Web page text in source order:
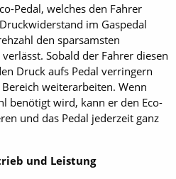
Pedal, welches den Fahrer
im Gaspedal
den sparsamsten
Sobald der Fahrer diesen
Druck aufs Pedal verringern
weiterarbeiten. Wenn
benötigt wird, kann er den Eco-
und das Pedal jederzeit ganz
und Leistung